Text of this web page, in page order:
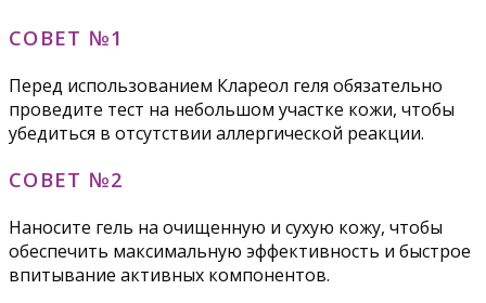
СОВЕТ №1
Перед использованием Клареол геля обязательно
проведите тест на небольшом участке кожи, чтобы
убедиться в отсутствии аллергической реакции.
СОВЕТ №2
Наносите гель на очищенную и сухую кожу, чтобы
обеспечить максимальную эффективность и быстрое
впитывание активных компонентов.